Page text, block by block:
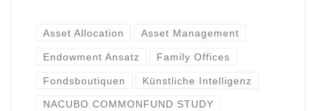
Asset Allocation Asset Management
Endowment Ansatz Family Offices
Fondsboutiquen Künstliche Intelligenz
NACUBO COMMONFUND STUDY